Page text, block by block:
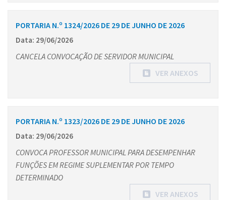
PORTARIA N.º 1324/2026 DE 29 DE JUNHO DE 2026
Data: 29/06/2026
CANCELA CONVOCAÇÃO DE SERVIDOR MUNICIPAL
VER ANEXOS
PORTARIA N.º 1323/2026 DE 29 DE JUNHO DE 2026
Data: 29/06/2026
CONVOCA PROFESSOR MUNICIPAL PARA DESEMPENHAR
FUNÇÕES EM REGIME SUPLEMENTAR POR TEMPO
DETERMINADO
VER ANEXOS